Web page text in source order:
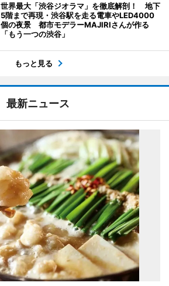
世界最大「渋谷ジオラマ」を徹底解剖！ 地下
5階まで再現・渋谷駅を走る電車やLED4000
個の夜景 都市モデラーMAJIRIさんが作る
「もう一つの渋谷」
もっと見る
最新ニュース